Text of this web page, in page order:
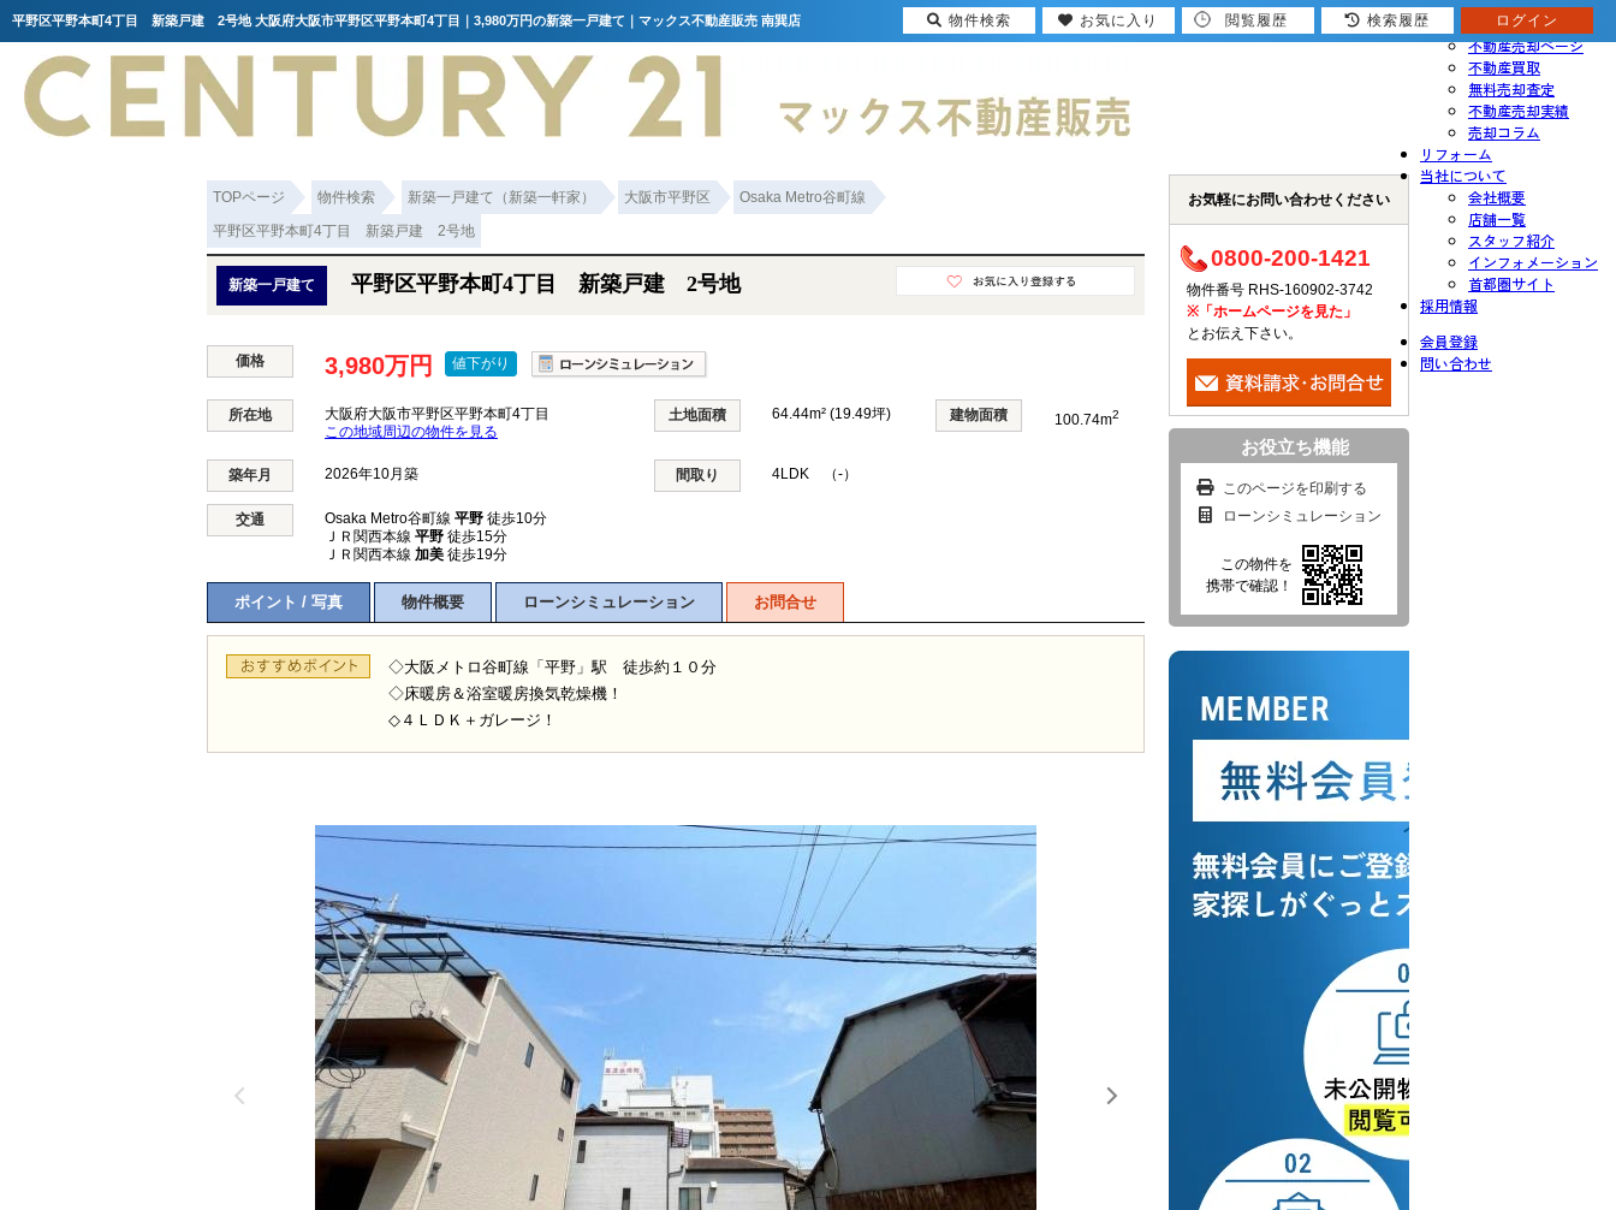
平野区平野本町4丁目 新築戸建 2号地 大阪府大阪市平野区平野本町4丁目｜3,980万円の新築一戸建て｜マックス不動産販売 南巽店
売りたい
不動産売却ページ
不動産買取
無料売却査定
不動産売却実績
売却コラム
リフォーム
当社について
会社概要
店舗一覧
スタッフ紹介
インフォメーション
首都圏サイト
採用情報
会員登録
問い合わせ
TOPページ 物件検索 新築一戸建て（新築一軒家） 大阪市平野区
Osaka Metro谷町線
平野区平野本町4丁目 新築戸建 2号地
新築一戸建て 平野区平野本町4丁目 新築戸建 2号地
価格 3,980万円 値下がり
所在地
大阪府大阪市平野区平野本町4丁目
この地域周辺の物件を見る
土地面積 64.44m² (19.49坪) 建物面積 100.74m2
築年月 2026年10月築 間取り 4LDK （-）
交通 Osaka Metro谷町線 平野 徒歩10分
ＪＲ関西本線 平野 徒歩15分
ＪＲ関西本線 加美 徒歩19分
ポイント / 写真 物件概要 ローンシミュレーション お問合せ
◇大阪メトロ谷町線「平野」駅 徒歩約１０分
◇床暖房＆浴室暖房換気乾燥機！
◇４ＬＤＫ＋ガレージ！
お気軽にお問い合わせください
0800-200-1421
物件番号 RHS-160902-3742
※「ホームページを見た」
とお伝え下さい。
お役立ち機能
このページを印刷する
ローンシミュレーション
この物件を
携帯で確認！
物件検索 お気に入り 閲覧履歴 検索履歴 ログイン